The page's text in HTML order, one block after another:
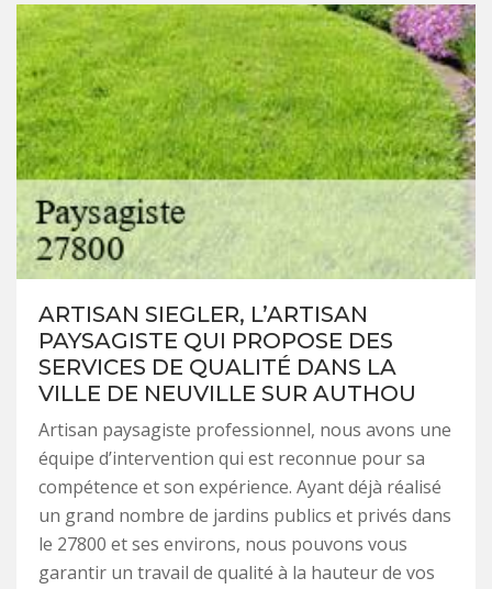
ARTISAN SIEGLER, L’ARTISAN
PAYSAGISTE QUI PROPOSE DES
SERVICES DE QUALITÉ DANS LA
VILLE DE NEUVILLE SUR AUTHOU
Artisan paysagiste professionnel, nous avons une
équipe d’intervention qui est reconnue pour sa
compétence et son expérience. Ayant déjà réalisé
un grand nombre de jardins publics et privés dans
le 27800 et ses environs, nous pouvons vous
garantir un travail de qualité à la hauteur de vos